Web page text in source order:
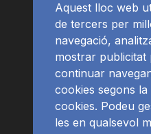
Aquest lloc web
de tercers per
navegació,
mostrar publicitat
continuar
cookies segons
cookies. Podeu
les en qualsevol